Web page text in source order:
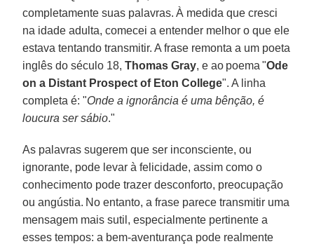
completamente suas palavras. À medida que cresci
na idade adulta, comecei a entender melhor o que ele
estava tentando transmitir. A frase remonta a um poeta
inglês do século 18,Thomas Gray, e ao poema "Ode
on a Distant Prospect of Eton College". A linha
completa é: "Onde a ignorância é uma bênção, é
loucura ser sábio."
As palavras sugerem que ser inconsciente, ou
ignorante, pode levar à felicidade, assim como o
conhecimento pode trazer desconforto, preocupação
ou angústia. No entanto, a frase parece transmitir uma
mensagem mais sutil, especialmente pertinente a
esses tempos: a bem-aventurança pode realmente